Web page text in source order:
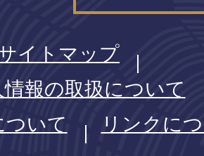
イトマップ
報の取扱について
ついて
リンクに